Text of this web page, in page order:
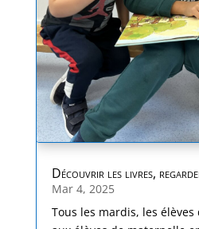
Découvrir les livres,
Mar 4, 2025
Tous les mardis, les